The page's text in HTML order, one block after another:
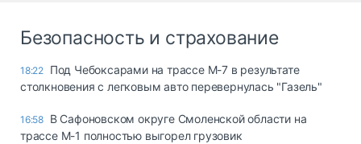
Безопасность и страхование
18:22 Под Чебоксарами на трассе М-7 в результате
столкновения с легковым авто перевернулась "Газель"
16:58 В Сафоновском округе Смоленской области на
трассе М-1 полностью выгорел грузовик